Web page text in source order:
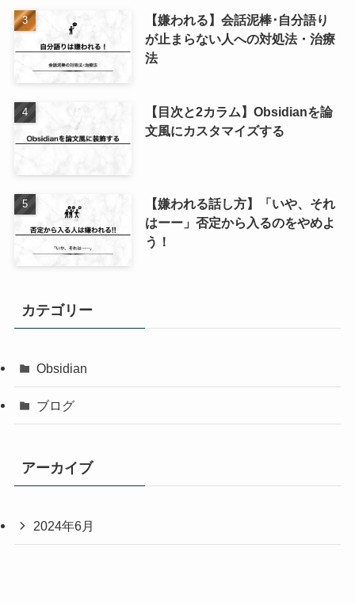
【嫌われる】会話泥棒･自分語り
が止まらない人への対処法・治療
法
【目次と2カラム】Obsidianを論
文風にカスタマイズする
【嫌われる話し方】「いや、それ
はーー」否定から入るのをやめよ
う！
カテゴリー
Obsidian
ブログ
アーカイブ
2024年6月